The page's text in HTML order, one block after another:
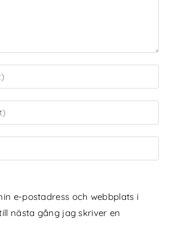
e-postadress och webbplats i
nästa gång jag skriver en